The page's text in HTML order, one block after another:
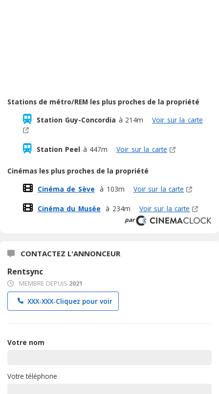
Stations de métro/REM les plus proches de la propriété
Station Guy-Concordia à 214m Voir sur la carte
Station Peel à 447m Voir sur la carte
Cinémas les plus proches de la propriété
Cinéma de Sève à 103m Voir sur la carte
Cinéma du Musée à 234m Voir sur la carte
par
CONTACTEZ L'ANNONCEUR
Rentsync
MEMBRE DEPUIS 2021
XXX-XXX-Cliquez pour voir
Votre nom
Votre téléphone